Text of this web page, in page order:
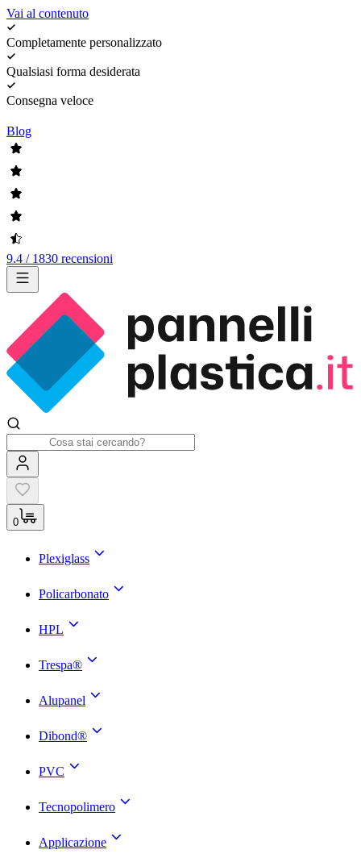
Vai al contenuto
Completamente personalizzato
Qualsiasi forma desiderata
Consegna veloce
Blog
9.4 / 1830 recensioni
0
Plexiglass
Policarbonato
HPL
Trespa®
Alupanel
Dibond®
PVC
Tecnopolimero
Applicazione